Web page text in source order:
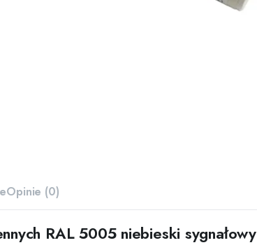
Opinie (0)
RAL 5005 niebieski sygnałowy